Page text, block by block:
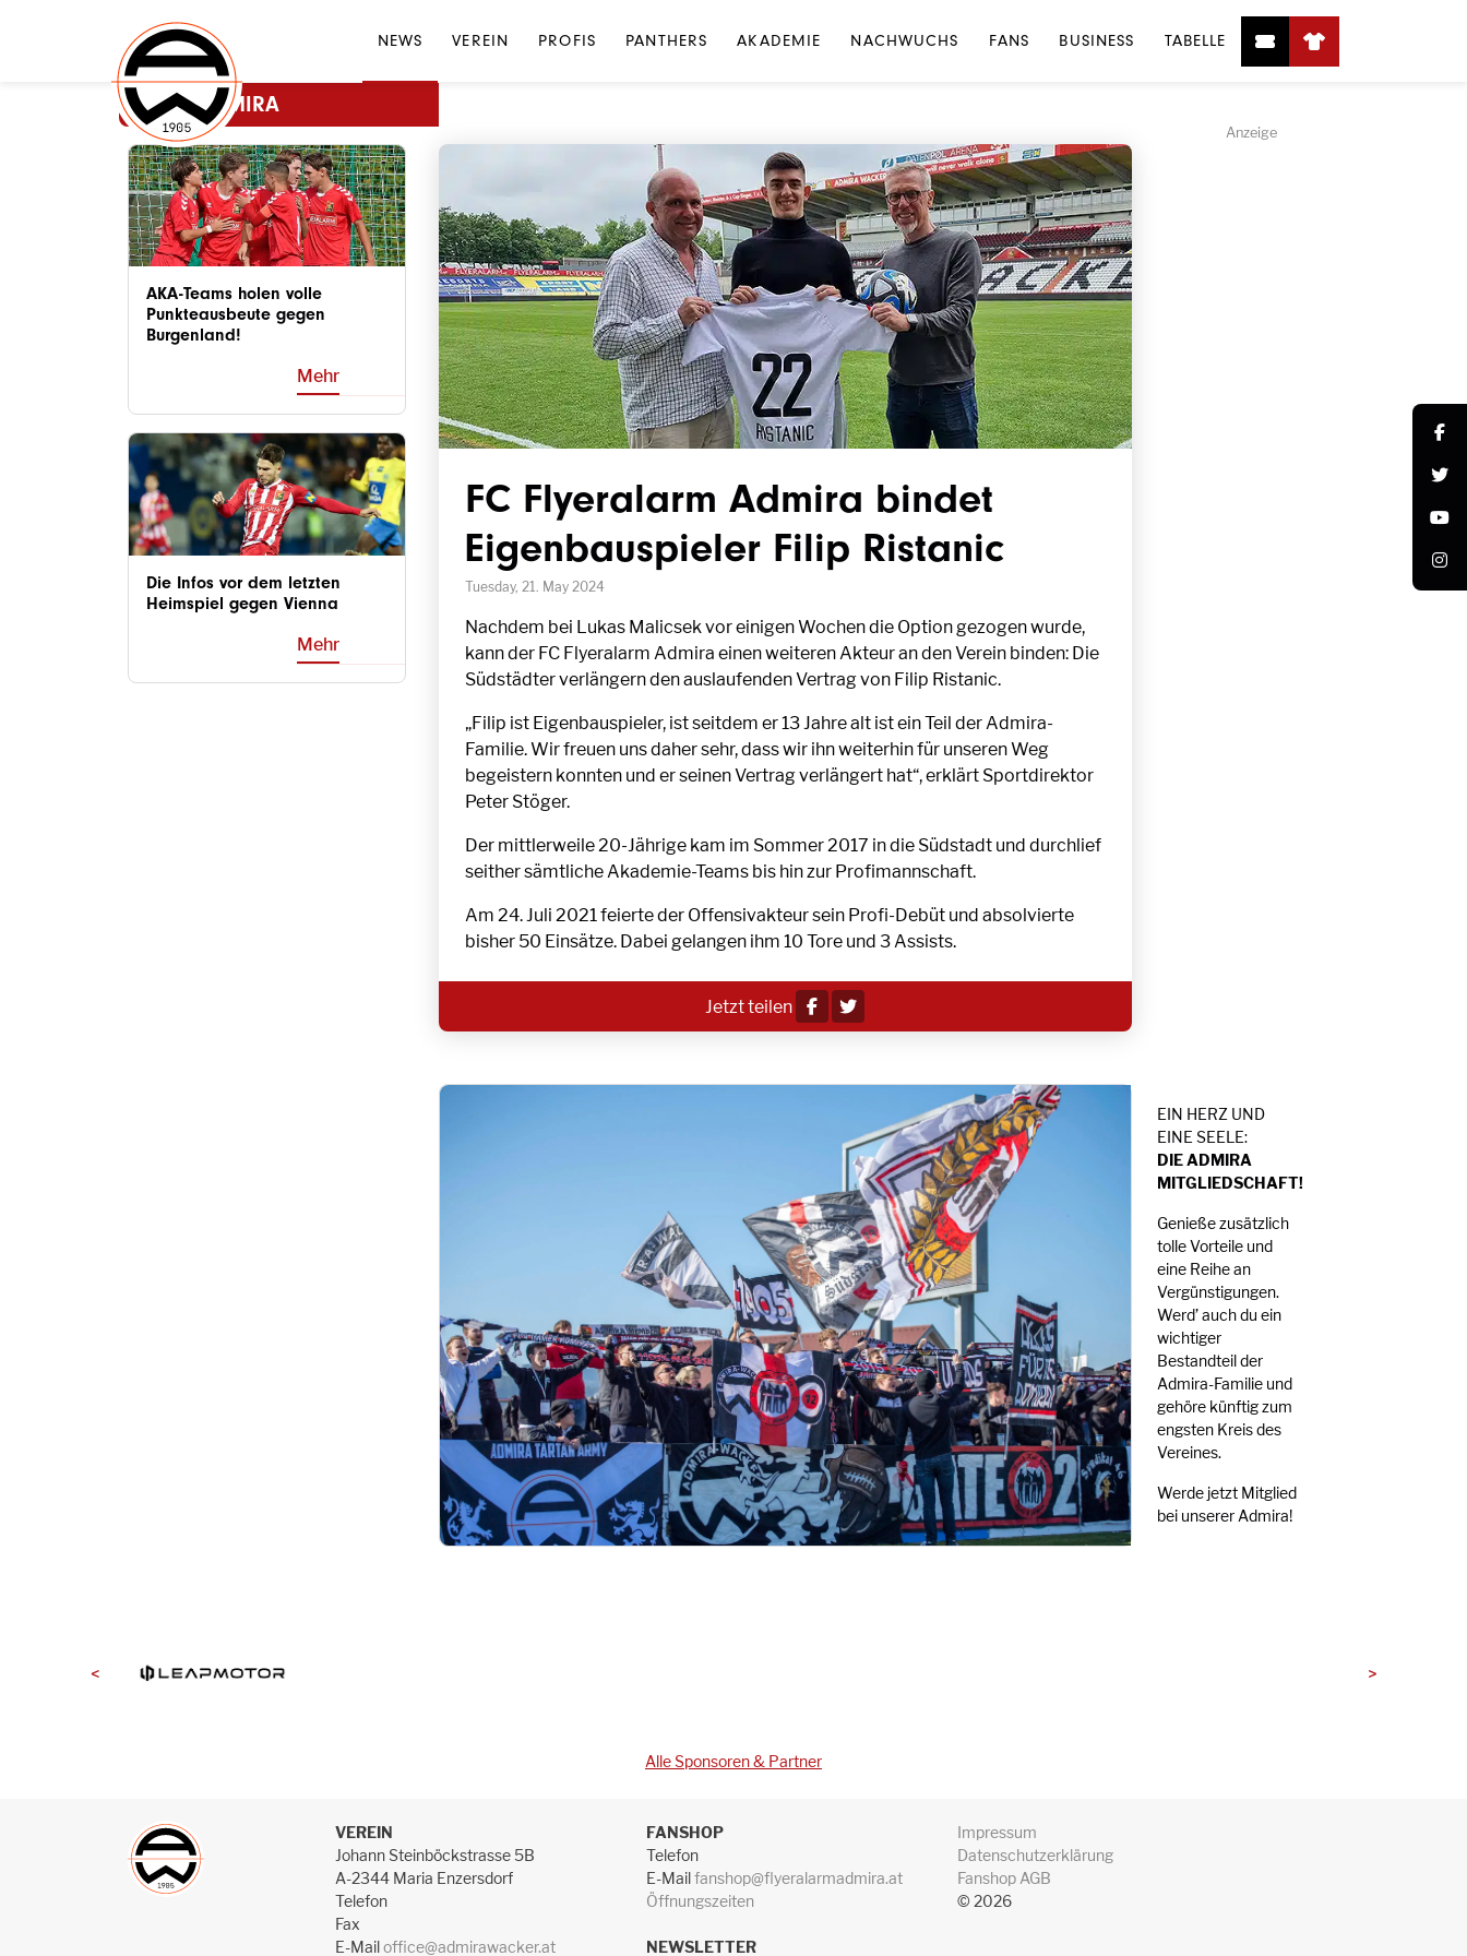
NEWS VEREIN PROFIS PANTHERS AKADEMIE NACHWUCHS FANS BUSINESS TABELLE
MEHR ADMIRA
AKA-Teams holen volle
Punkteausbeute gegen
Burgenland!
Mehr
Die Infos vor dem letzten
Heimspiel gegen Vienna
Mehr
FC Flyeralarm Admira bindet
Eigenbauspieler Filip Ristanic
Tuesday, 21. May 2024
Nachdem bei Lukas Malicsek vor einigen Wochen die Option gezogen wurde,
kann der FC Flyeralarm Admira einen weiteren Akteur an den Verein binden: Die
Südstädter verlängern den auslaufenden Vertrag von Filip Ristanic.
„Filip ist Eigenbauspieler, ist seitdem er 13 Jahre alt ist ein Teil der Admira-
Familie. Wir freuen uns daher sehr, dass wir ihn weiterhin für unseren Weg
begeistern konnten und er seinen Vertrag verlängert hat“, erklärt Sportdirektor
Peter Stöger.
Der mittlerweile 20-Jährige kam im Sommer 2017 in die Südstadt und durchlief
seither sämtliche Akademie-Teams bis hin zur Profimannschaft.
Am 24. Juli 2021 feierte der Offensivakteur sein Profi-Debüt und absolvierte
bisher 50 Einsätze. Dabei gelangen ihm 10 Tore und 3 Assists.
Jetzt teilen
EIN HERZ UND
EINE SEELE:
DIE ADMIRA
MITGLIEDSCHAFT!
Genieße zusätzlich
tolle Vorteile und
eine Reihe an
Vergünstigungen.
Werd’ auch du ein
wichtiger
Bestandteil der
Admira-Familie und
gehöre künftig zum
engsten Kreis des
Vereines.
Werde jetzt Mitglied
bei unserer Admira!
Anzeige
< >
Alle Sponsoren & Partner
VEREIN
Johann Steinböckstrasse 5B
A-2344 Maria Enzersdorf
Telefon
Fax
E-Mailoffice@admirawacker.at
FANSHOP
Telefon
E-Mailfanshop@flyeralarmadmira.at
Öffnungszeiten
NEWSLETTER
Impressum
Datenschutzerklärung
Fanshop AGB
© 2026